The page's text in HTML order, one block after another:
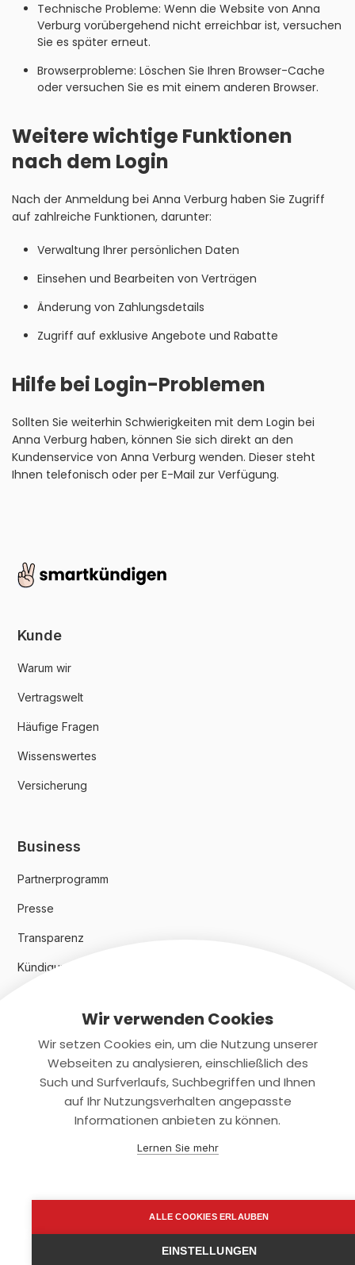
Technische Probleme: Wenn die Website von Anna
Verburg vorübergehend nicht erreichbar ist, versuchen
Sie es später erneut.
Browserprobleme: Löschen Sie Ihren Browser-Cache
oder versuchen Sie es mit einem anderen Browser.
Weitere wichtige Funktionen
nach dem Login
Nach der Anmeldung bei Anna Verburg haben Sie Zugriff
auf zahlreiche Funktionen, darunter:
Verwaltung Ihrer persönlichen Daten
Einsehen und Bearbeiten von Verträgen
Änderung von Zahlungsdetails
Zugriff auf exklusive Angebote und Rabatte
Hilfe bei Login-Problemen
Sollten Sie weiterhin Schwierigkeiten mit dem Login bei
Anna Verburg haben, können Sie sich direkt an den
Kundenservice von Anna Verburg wenden. Dieser steht
Ihnen telefonisch oder per E-Mail zur Verfügung.
Kunde
Warum wir
Vertragswelt
Häufige Fragen
Wissenswertes
Versicherung
Business
Partnerprogramm
Presse
Transparenz
Kündigungsindex 2024
Rechtliches
Datenschutz
support@smartkuendigen.de
Wir verwenden Cookies
Wir setzen Cookies ein, um die Nutzung unserer
Webseiten zu analysieren, einschließlich des
Such und Surfverlaufs, Suchbegriffen und Ihnen
auf Ihr Nutzungsverhalten angepasste
Informationen anbieten zu können.
Lernen Sie mehr
ALLE COOKIES ERLAUBEN
EINSTELLUNGEN